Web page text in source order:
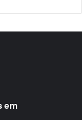
em